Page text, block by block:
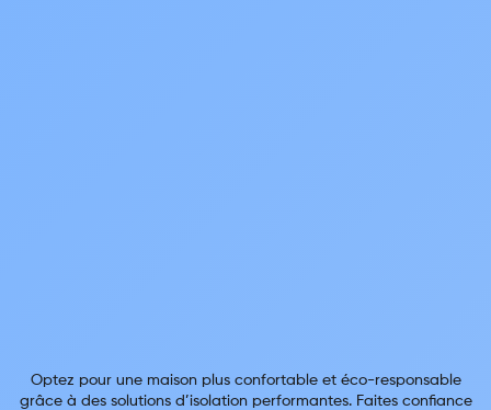
Optez pour une maison plus confortable et éco-responsable
grâce à des solutions d’isolation performantes. Faites confiance